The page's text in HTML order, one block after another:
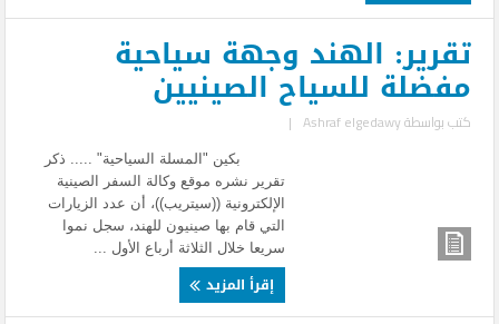
تقرير: الهند وجهة سياحية
مفضلة للسياح الصينيين
كتب بواسطةAshraf elgedawy
|
بكين "المسلة السياحية" ..... ذكر
تقرير نشره موقع وكالة السفر الصينية
الإلكترونية ((سيتريب))، أن عدد الزيارات
التي قام بها صينيون للهند، سجل نموا
سريعا خلال الثلاثة أرباع الأول ...
إقرأ المزيد